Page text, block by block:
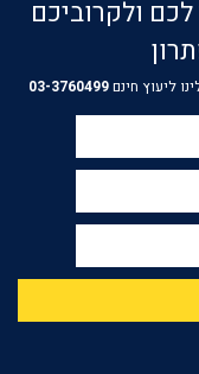
ולקרוביכם
ליעוץ חינם03-3760499